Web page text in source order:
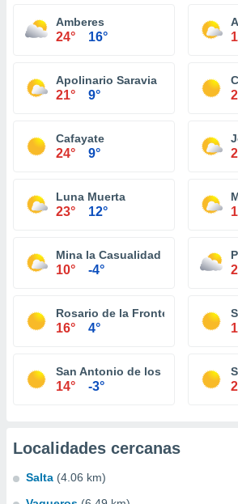
Amberes
24° 16°
Apolinario Saravia
21° 9°
Cafayate
24° 9°
Luna Muerta
23° 12°
Mina la Casualidad
10° -4°
Rosario de la Frontera
16° 4°
San Antonio de los Cobres
14° -3°
Localidades cercanas
Salta (4.06 km)